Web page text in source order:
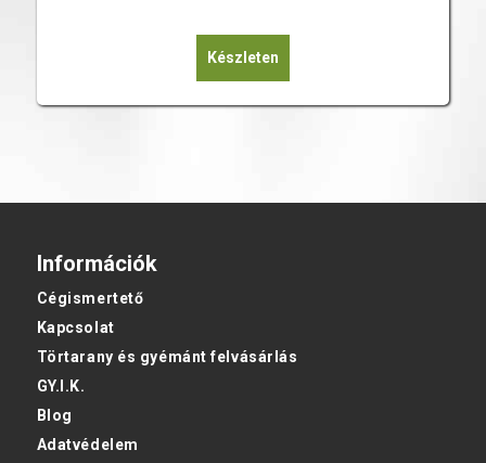
Készleten
Információk
Cégismertető
Kapcsolat
Törtarany és gyémánt felvásárlás
GY.I.K.
Blog
Adatvédelem